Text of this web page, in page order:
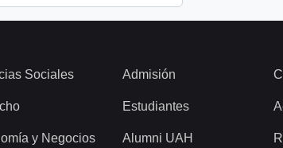
Sociales
y Negocios
Admisión
Estudiantes
Alumni UAH